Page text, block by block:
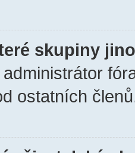
skupiny
ostatních